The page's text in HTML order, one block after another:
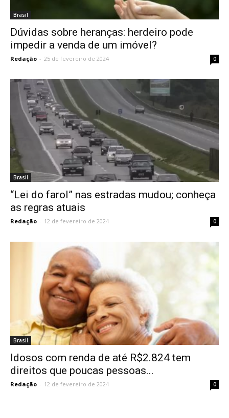
Brasil
Dúvidas sobre heranças: herdeiro pode
impedir a venda de um imóvel?
Redação - 25 de fevereiro de 2024 0
Brasil
“Lei do farol” nas estradas mudou; conheça
as regras atuais
Redação - 12 de fevereiro de 2024 0
Brasil
Idosos com renda de até R$2.824 tem
direitos que poucas pessoas...
Redação - 12 de fevereiro de 2024 0